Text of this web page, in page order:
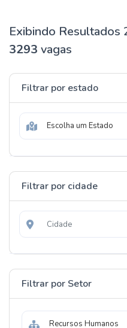
Exibindo
3293 vagas
Filtrar por estado
Escolha um Estado
Filtrar por cidade
Filtrar por Setor
Recursos Humanos